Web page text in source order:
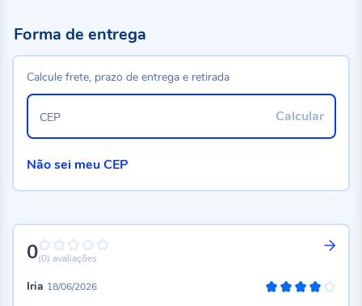
00%
(0) avaliações
Iria 18/06/2026
Forma de entrega
Calcule frete, prazo de entrega e retirada
Calcular
CEP
Não sei meu CEP